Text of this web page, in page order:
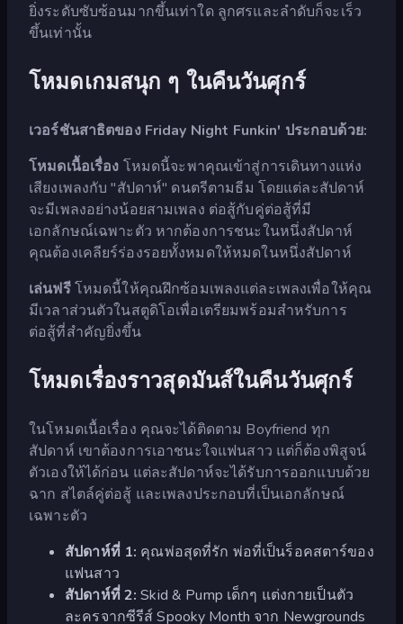
ยิ่งระดับซับซ้อนมากขึ้นเท่าใด ลูกศรและลำดับก็จะเร็ว
ขึ้นเท่านั้น
โหมดเกมสนุก ๆ ในคืนวันศุกร์
เวอร์ชันสาธิตของ Friday Night Funkin' ประกอบด้วย:
โหมดเนื้อเรื่อง โหมดนี้จะพาคุณเข้าสู่การเดินทางแห่ง
เสียงเพลงกับ "สัปดาห์" ดนตรีตามธีม โดยแต่ละสัปดาห์
จะมีเพลงอย่างน้อยสามเพลง ต่อสู้กับคู่ต่อสู้ที่มี
เอกลักษณ์เฉพาะตัว หากต้องการชนะในหนึ่งสัปดาห์
คุณต้องเคลียร์ร่องรอยทั้งหมดให้หมดในหนึ่งสัปดาห์
เล่นฟรีโหมดนี้ให้คุณฝึกซ้อมเพลงแต่ละเพลงเพื่อให้คุณ
มีเวลาส่วนตัวในสตูดิโอเพื่อเตรียมพร้อมสำหรับการ
ต่อสู้ที่สำคัญยิ่งขึ้น
โหมดเรื่องราวสุดมันส์ในคืนวันศุกร์
ในโหมดเนื้อเรื่อง คุณจะได้ติดตาม Boyfriend ทุก
สัปดาห์ เขาต้องการเอาชนะใจแฟนสาว แต่ก็ต้องพิสูจน์
ตัวเองให้ได้ก่อน แต่ละสัปดาห์จะได้รับการออกแบบด้วย
ฉาก สไตล์คู่ต่อสู้ และเพลงประกอบที่เป็นเอกลักษณ์
เฉพาะตัว
สัปดาห์ที่ 1: คุณพ่อสุดที่รัก พ่อที่เป็นร็อคสตาร์ของ
แฟนสาว
สัปดาห์ที่ 2: Skid & Pump เด็กๆ แต่งกายเป็นตัว
ละครจากซีรีส์ Spooky Month จาก Newgrounds